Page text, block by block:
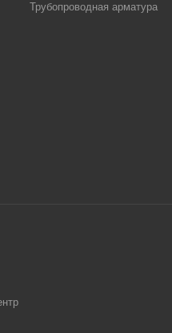
Трубопроводная арматура